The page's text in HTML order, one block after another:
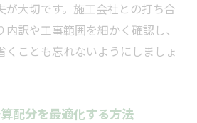
が大切です。施工会社との打ち合
訳や工事範囲を細かく確認し、
くことも忘れないようにしましょ
配分を最適化する方法